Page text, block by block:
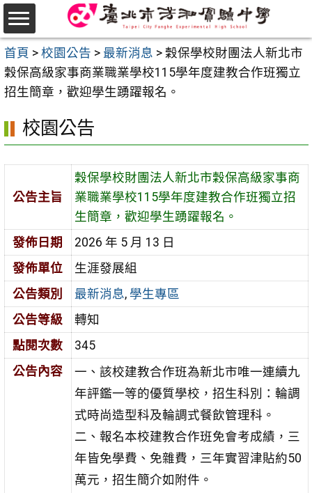
跳
至
主
要
內
首頁 > 校園公告 > 最新消息 > 穀保學校財團法人新北市
穀保高級家事商業職業學校115學年度建教合作班獨立
招生簡章，歡迎學生踴躍報名。
校園公告
公告主旨
穀保學校財團法人新北市穀保高級家事商
業職業學校115學年度建教合作班獨立招
生簡章，歡迎學生踴躍報名。
發佈日期
2026 年 5 月 13 日
發佈單位
生涯發展組
公告類別
最新消息, 學生專區
公告等級
轉知
點閱次數
345
公告內容
一、該校建教合作班為新北市唯一連續九
年評鑑一等的優質學校，招生科別：輪調
式時尚造型科及輪調式餐飲管理科。
二、報名本校建教合作班免會考成績，三
年皆免學費、免雜費，三年實習津貼約50
萬元，招生簡介如附件。
選
單